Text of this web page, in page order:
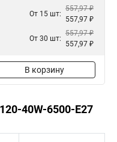
От 15 шт:
557,97 ₽
557,97 ₽
От 30 шт:
557,97 ₽
557,97 ₽
В корзину
40W-6500-E27